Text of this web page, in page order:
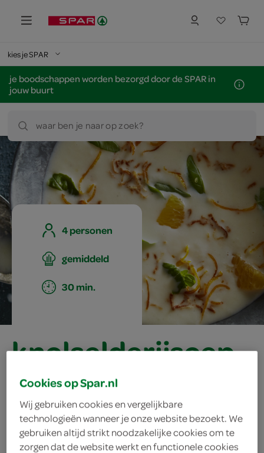
kies je SPAR
je boodschappen worden bezorgd door de SPAR in
jouw buurt
waar ben je naar op zoek?
4 personen
gemiddeld
30 min.
knolselderijsoep
met sinaasappel
ingrediënten
Cookies op Spar.nl
Wij gebruiken cookies en vergelijkbare
technologieën wanneer je onze website bezoekt. We
gebruiken altijd strikt noodzakelijke cookies om te
zorgen dat de website werkt en functionele cookies